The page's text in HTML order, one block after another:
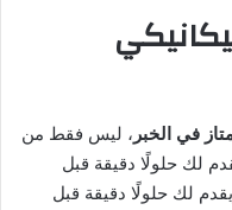
في الخبر ، ليس فقط من
لك حلولًا دقيقة قبل
لك حلولًا دقيقة قبل